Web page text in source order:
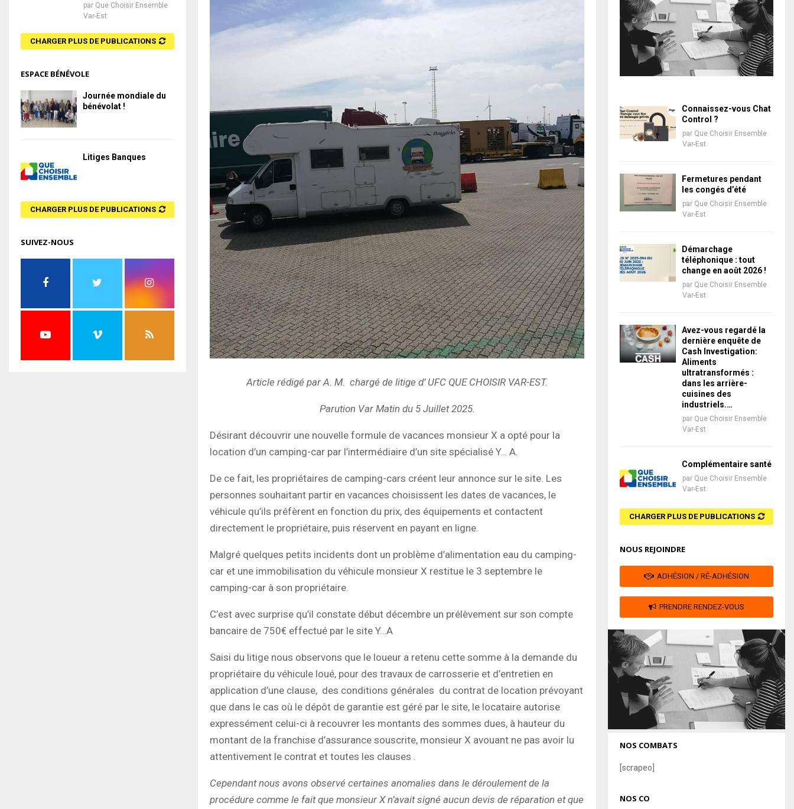
Article rédigé par A. M. chargé de litige d’ UFC QUE CHOISIR VAR-EST.
Parution Var Matin du 5 Juillet 2025.
Désirant découvrir une nouvelle formule de vacances monsieur X a opté pour la
location d’un camping-car par l’intermédiaire d’un site spécialisé Y… A.
De ce fait, les propriétaires de camping-cars créent leur annonce sur le site. Les
personnes souhaitant partir en vacances choisissent les dates de vacances, le
véhicule qu’ils préfèrent en fonction du prix, des équipements et contactent
directement le propriétaire, puis réservent en payant en ligne.
Malgré quelques petits incidents dont un problème d’alimentation eau du camping-
car et une immobilisation du véhicule monsieur X restitue le 3 septembre le
camping-car à son propriétaire.
C’est avec surprise qu’il constate début décembre un prélèvement sur son compte
bancaire de 750€ effectué par le site Y…A
Saisi du litige nous observons que le loueur a retenu cette somme à la demande du
propriétaire du véhicule loué, pour des travaux de carrosserie et d’entretien en
application d’une clause, des conditions générales du contrat de location prévoyant
que dans le cas où le dépôt de garantie est géré par le site, le locataire autorise
expressément celui-ci à recouvrer les montants des sommes dues, à hauteur du
montant de la franchise d’assurance souscrite, monsieur X avouant ne pas avoir lu
attentivement le contrat et toutes les clauses .
Cependant nous avons observé certaines anomalies dans le déroulement de la
procédure comme le fait que monsieur X n’avait signé aucun devis de réparation et que
par Que Choisir Ensemble
Var-Est
CHARGER PLUS DE PUBLICATIONS
ESPACE BÉNÉVOLE
Journée mondiale du
bénévolat !
Litiges Banques
CHARGER PLUS DE PUBLICATIONS
SUIVEZ-NOUS
Connaissez-vous Chat
Control ?
par Que Choisir Ensemble
Var-Est
Fermetures pendant
les congés d’été
par Que Choisir Ensemble
Var-Est
Démarchage
téléphonique : tout
change en août 2026 !
par Que Choisir Ensemble
Var-Est
Avez-vous regardé la
dernière enquête de
Cash Investigation:
Aliments
ultratransformés :
dans les arrière-
cuisines des
industriels.…
par Que Choisir Ensemble
Var-Est
Complémentaire santé
par Que Choisir Ensemble
Var-Est
CHARGER PLUS DE PUBLICATIONS
NOUS REJOINDRE
ADHÉSION / RÉ-ADHÉSION
PRENDRE RENDEZ-VOUS
NOS COMBATS
[scrapeo]
NOS CO